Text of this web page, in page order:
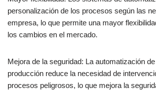
personalización de los procesos según las
empresa, lo que permite una mayor
los cambios en el mercado.
Mejora de la seguridad: La automatización
producción reduce la necesidad de
procesos peligrosos, lo que mejora la